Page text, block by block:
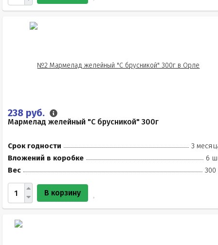
238 руб.
Мармелад желейный "С брусникой" 300г
Срок годности
3
Вложений в коробке
6
Вес
300
В корзину